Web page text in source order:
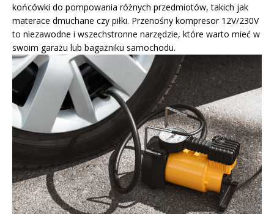
końcówki do pompowania różnych przedmiotów, takich jak
materace dmuchane czy piłki. Przenośny kompresor 12V/230V
to niezawodne i wszechstronne narzędzie, które warto mieć w
swoim garażu lub bagażniku samochodu.